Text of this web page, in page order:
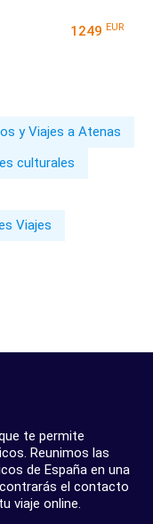
1249 EUR
y Viajes a Atenas
culturales
Viajes
te permite
Reunimos las
de España en una
el contacto
viaje online.